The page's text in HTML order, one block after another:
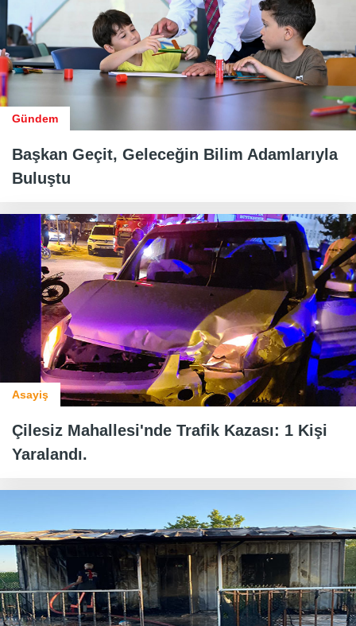
Gündem
Başkan Geçit, Geleceğin Bilim Adamlarıyla
Buluştu
Asayiş
Çilesiz Mahallesi'nde Trafik Kazası: 1 Kişi
Yaralandı.